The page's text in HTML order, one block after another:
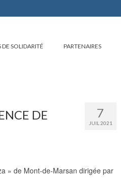
SOLIDARITÉ PARTENAIRES
7
JUIL 2021
DE
» de Mont-de-Marsan dirigée par